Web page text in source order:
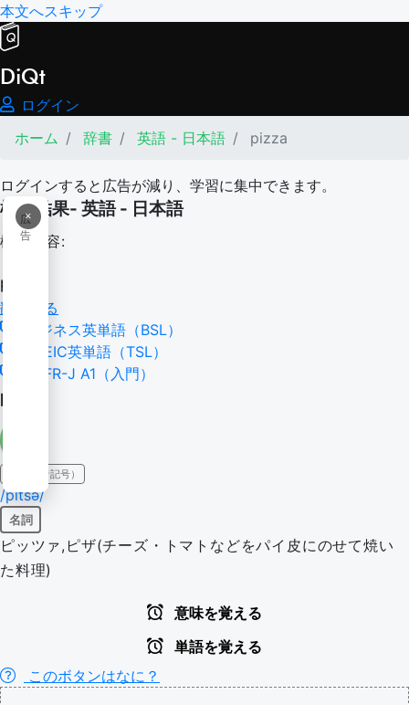
本文へスキップ
DiQt
ログイン
ホーム
辞書 英語 - 日本語 pizza
ログインすると広告が減り、学習に集中できます。
×
広
告
検索結果- 英語 - 日本語
検索内容:
pizza
翻訳する
ビジネス英単語（BSL）
TOEIC英単語（TSL）
CEFR-J A1（入門）
pizza
IPA（発音記号）
/pitsə/
名詞
ピッツァ,ピザ(チーズ・トマトなどをパイ皮にのせて焼い
た料理)
意味を覚える
単語を覚える
このボタンはなに？